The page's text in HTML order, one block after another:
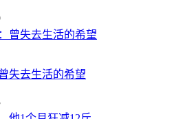
失去生活的希望